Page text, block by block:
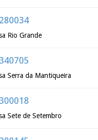
Rio Grande
Serra da Mantiqueira
Sete de Setembro